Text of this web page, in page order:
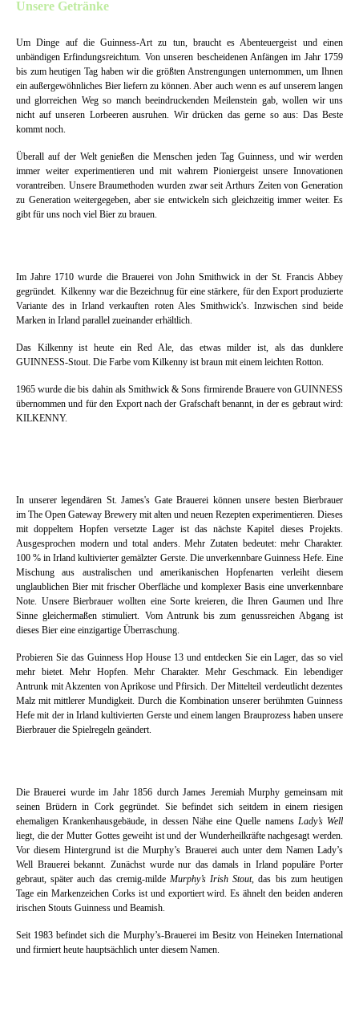
Unsere Getränke
Um Dinge auf die Guinness-Art zu tun, braucht es Abenteuergeist und einen
unbändigen Erfindungsreichtum. Von unseren bescheidenen Anfängen im Jahr 1759
bis zum heutigen Tag haben wir die größten Anstrengungen unternommen, um Ihnen
ein außergewöhnliches Bier liefern zu können. Aber auch wenn es auf unserem langen
und glorreichen Weg so manch beeindruckenden Meilenstein gab, wollen wir uns
nicht auf unseren Lorbeeren ausruhen. Wir drücken das gerne so aus: Das Beste
kommt noch.
Überall auf der Welt genießen die Menschen jeden Tag Guinness, und wir werden
immer weiter experimentieren und mit wahrem Pioniergeist unsere Innovationen
vorantreiben. Unsere Braumethoden wurden zwar seit Arthurs Zeiten von Generation
zu Generation weitergegeben, aber sie entwickeln sich gleichzeitig immer weiter. Es
gibt für uns noch viel Bier zu brauen.
Im Jahre 1710 wurde die Brauerei von John Smithwick in der St. Francis Abbey
gegründet. Kilkenny war die Bezeichnug für eine stärkere, für den Export produzierte
Variante des in Irland verkauften roten Ales Smithwick's. Inzwischen sind beide
Marken in Irland parallel zueinander erhältlich.
Das Kilkenny ist heute ein Red Ale, das etwas milder ist, als das dunklere
GUINNESS-Stout. Die Farbe vom Kilkenny ist braun mit einem leichten Rotton.
1965 wurde die bis dahin als Smithwick & Sons firmirende Brauere von GUINNESS
übernommen und für den Export nach der Grafschaft benannt, in der es gebraut wird:
KILKENNY.
In unserer legendären St. James's Gate Brauerei können unsere besten Bierbrauer
im The Open Gateway Brewery mit alten und neuen Rezepten experimentieren. Dieses
mit doppeltem Hopfen versetzte Lager ist das nächste Kapitel dieses Projekts.
Ausgesprochen modern und total anders. Mehr Zutaten bedeutet: mehr Charakter.
100 % in Irland kultivierter gemälzter Gerste. Die unverkennbare Guinness Hefe. Eine
Mischung aus australischen und amerikanischen Hopfenarten verleiht diesem
unglaublichen Bier mit frischer Oberfläche und komplexer Basis eine unverkennbare
Note. Unsere Bierbrauer wollten eine Sorte kreieren, die Ihren Gaumen und Ihre
Sinne gleichermaßen stimuliert. Vom Antrunk bis zum genussreichen Abgang ist
dieses Bier eine einzigartige Überraschung.
Probieren Sie das Guinness Hop House 13 und entdecken Sie ein Lager, das so viel
mehr bietet. Mehr Hopfen. Mehr Charakter. Mehr Geschmack. Ein lebendiger
Antrunk mit Akzenten von Aprikose und Pfirsich. Der Mittelteil verdeutlicht dezentes
Malz mit mittlerer Mundigkeit. Durch die Kombination unserer berühmten Guinness
Hefe mit der in Irland kultivierten Gerste und einem langen Brauprozess haben unsere
Bierbrauer die Spielregeln geändert.
Die Brauerei wurde im Jahr 1856 durch James Jeremiah Murphy gemeinsam mit
seinen Brüdern in Cork gegründet. Sie befindet sich seitdem in einem riesigen
ehemaligen Krankenhausgebäude, in dessen Nähe eine Quelle namens Lady’s Well
liegt, die der Mutter Gottes geweiht ist und der Wunderheilkräfte nachgesagt werden.
Vor diesem Hintergrund ist die Murphy’s Brauerei auch unter dem Namen Lady’s
Well Brauerei bekannt. Zunächst wurde nur das damals in Irland populäre Porter
gebraut, später auch das cremig-milde Murphy’s Irish Stout, das bis zum heutigen
Tage ein Markenzeichen Corks ist und exportiert wird. Es ähnelt den beiden anderen
irischen Stouts Guinness und Beamish.
Seit 1983 befindet sich die Murphy’s-Brauerei im Besitz von Heineken International
und firmiert heute hauptsächlich unter diesem Namen.